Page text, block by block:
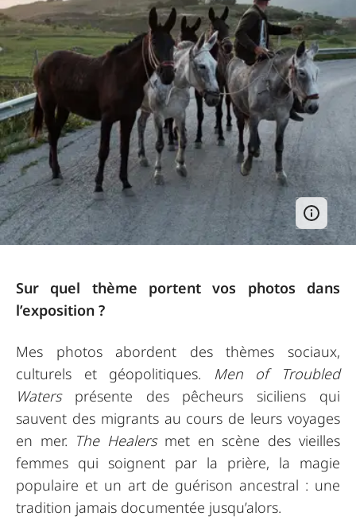
Sur quel thème portent vos photos dans
l’exposition ?
Mes photos abordent des thèmes sociaux,
culturels et géopolitiques. Men of Troubled
Watersprésente des pêcheurs siciliens qui
sauvent des migrants au cours de leurs voyages
en mer. The Healersmet en scène des vieilles
femmes qui soignent par la prière, la magie
populaire et un art de guérison ancestral : une
tradition jamais documentée jusqu’alors.